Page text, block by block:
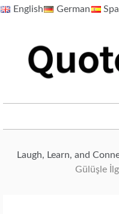
SkipEnglish German
Laugh, Learn, and
Gülüşle